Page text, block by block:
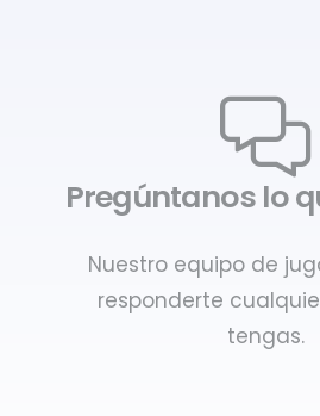
Pregúntanos lo
Nuestro equipo de
responderte
tengas.